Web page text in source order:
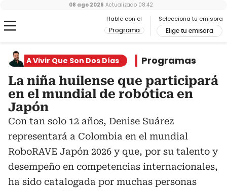
Hable con el
Programa
Selecciona tu emisora
Elige tu emisora
08 ago 2026 Actualizado 08:42
A Vivir Que Son Dos Días Programas
La niña huilense que participará
en el mundial de robótica en
Japón
Con tan solo 12 años, Denise Suárez
representará a Colombia en el mundial
RoboRAVE Japón 2026 y que, por su talento y
desempeño en competencias internacionales,
ha sido catalogada por muchas personas